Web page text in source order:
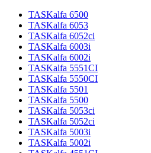
TASKalfa 6500
TASKalfa 6053
TASKalfa 6052ci
TASKalfa 6003i
TASKalfa 6002i
TASKalfa 5551CI
TASKalfa 5550CI
TASKalfa 5501
TASKalfa 5500
TASKalfa 5053ci
TASKalfa 5052ci
TASKalfa 5003i
TASKalfa 5002i